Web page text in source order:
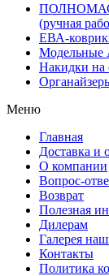
(ручная
ЕВА-
Модельные
Накидки на
Меню
Главная
Доставка и
О компании
Вопрос-
Возврат
Полезная
Дилерам
Галерея
Контакты
Политика